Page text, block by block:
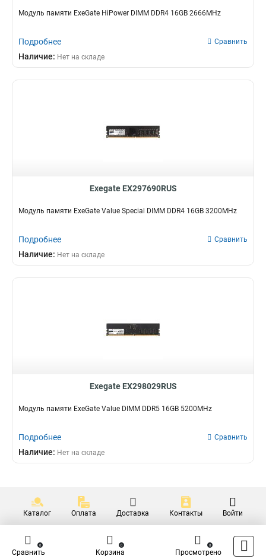
Модуль памяти ExeGate HiPower DIMM DDR4 16GB 2666MHz
Подробнее Сравнить
Наличие: Нет на складе
Exegate EX297690RUS
Модуль памяти ExeGate Value Special DIMM DDR4 16GB 3200MHz
Подробнее Сравнить
Наличие: Нет на складе
Exegate EX298029RUS
Модуль памяти ExeGate Value DIMM DDR5 16GB 5200MHz
Подробнее Сравнить
Наличие: Нет на складе
Каталог Оплата Доставка Контакты Войти
Сравнить
0
Корзина
0
Просмотрено
0